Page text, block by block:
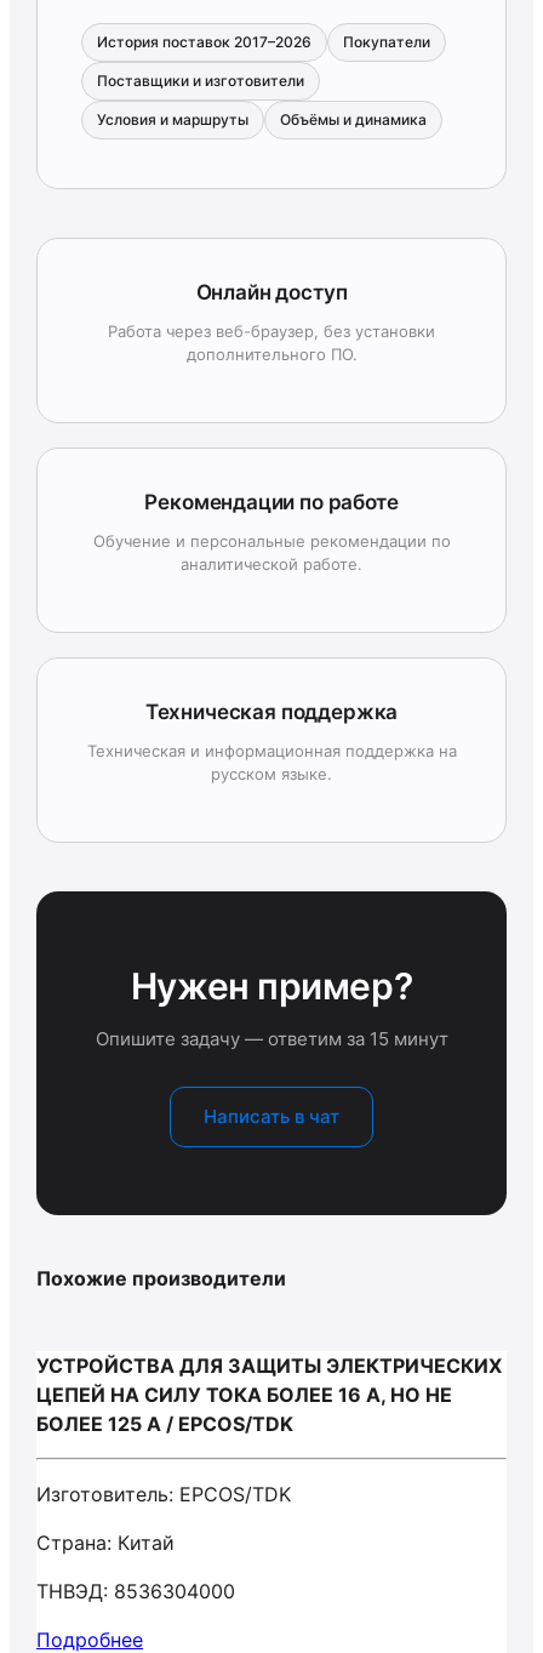
История поставок 2017–2026 Покупатели
Поставщики и изготовители
Условия и маршруты Объёмы и динамика
Онлайн доступ
Работа через веб-браузер, без установки
дополнительного ПО.
Рекомендации по работе
Обучение и персональные рекомендации по
аналитической работе.
Техническая поддержка
Техническая и информационная поддержка на
русском языке.
Нужен пример?
Опишите задачу — ответим за 15 минут
Написать в чат
Похожие производители
УСТРОЙСТВА ДЛЯ ЗАЩИТЫ ЭЛЕКТРИЧЕСКИХ
ЦЕПЕЙ НА СИЛУ ТОКА БОЛЕЕ 16 А, НО НЕ
БОЛЕЕ 125 А / EPCOS/TDK
Изготовитель: EPCOS/TDK
Страна: Китай
ТНВЭД: 8536304000
Подробнее